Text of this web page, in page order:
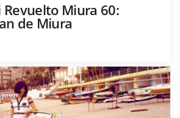
Miura 60:
de Miura